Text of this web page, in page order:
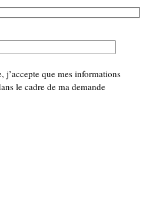
j’accepte que mes informations
le cadre de ma demande